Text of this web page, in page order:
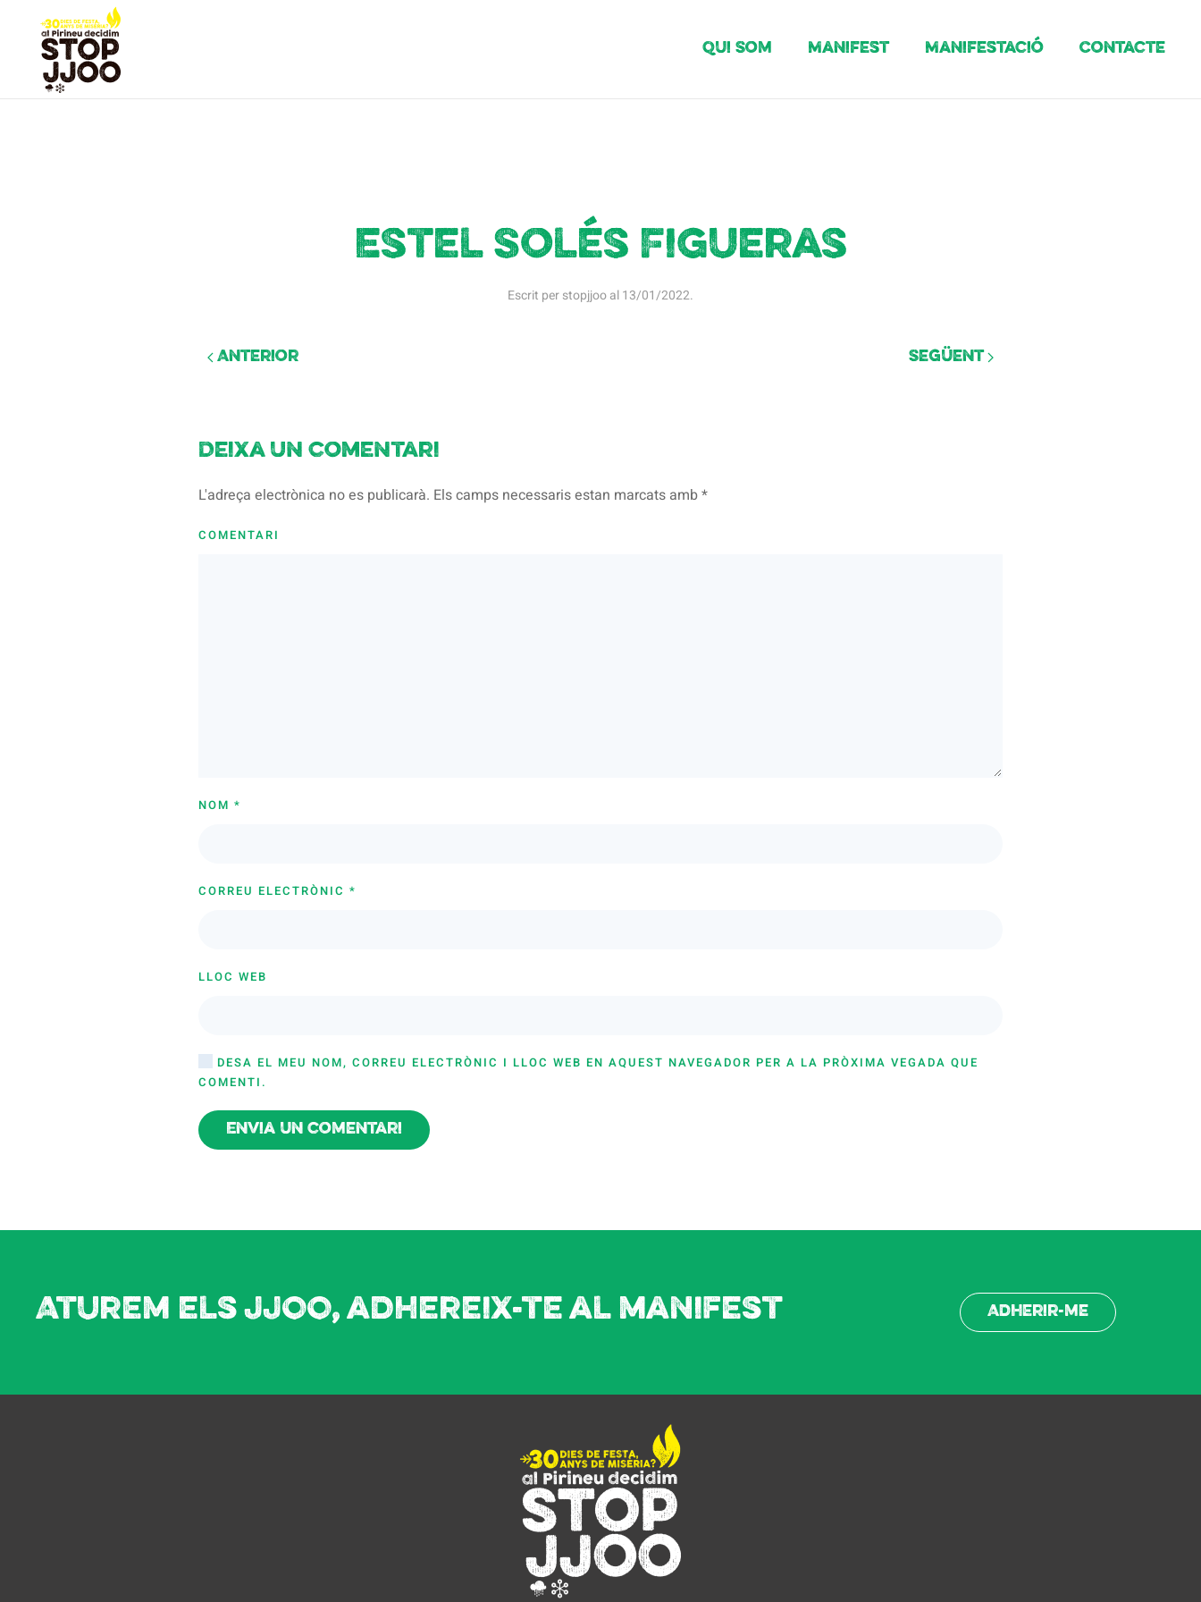
Qui Som Manifest Manifestació Contacte
Estel Solés Figueras
Escrit perstopjjooal13/01/2022.
Anterior Següent
Deixa un comentari
L'adreça electrònica no es publicarà. Els camps necessaris estan marcats amb*
COMENTARI
NOM *
CORREU ELECTRÒNIC *
LLOC WEB
DESA EL MEU NOM, CORREU ELECTRÒNIC I LLOC WEB EN AQUEST NAVEGADOR PER A LA PRÒXIMA VEGADA QUE
COMENTI.
Envia un comentari
Aturem els JJOO, adhereix-te al manifest Adherir-me